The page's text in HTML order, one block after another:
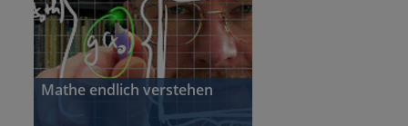
Mathe endlich verstehen